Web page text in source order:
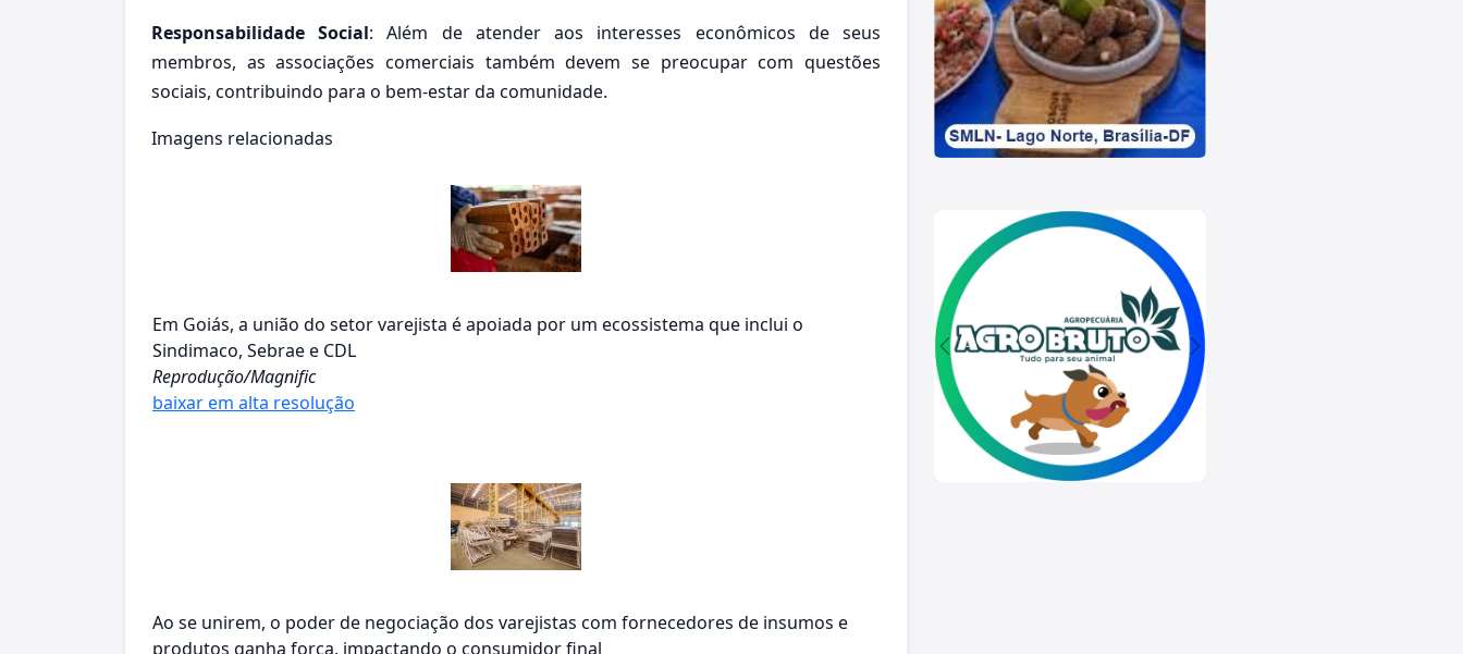
Responsabilidade Social: Além de atender aos interesses econômicos de seus
membros, as associações comerciais também devem se preocupar com questões
sociais, contribuindo para o bem-estar da comunidade.
Imagens relacionadas
Em Goiás, a união do setor varejista é apoiada por um ecossistema que inclui o
Sindimaco, Sebrae e CDL
Reprodução/Magnific
baixar em alta resolução
Ao se unirem, o poder de negociação dos varejistas com fornecedores de insumos e
produtos ganha força, impactando o consumidor final